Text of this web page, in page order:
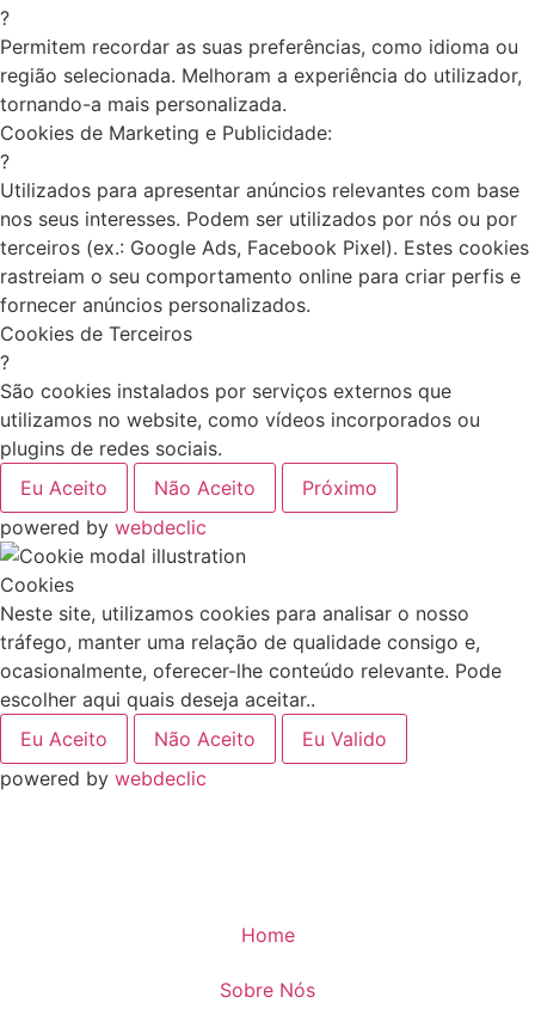
?
Permitem recordar as suas preferências, como idioma ou
região selecionada. Melhoram a experiência do utilizador,
tornando-a mais personalizada.
Cookies de Marketing e Publicidade:
?
Utilizados para apresentar anúncios relevantes com base
nos seus interesses. Podem ser utilizados por nós ou por
terceiros (ex.: Google Ads, Facebook Pixel). Estes cookies
rastreiam o seu comportamento online para criar perfis e
fornecer anúncios personalizados.
Cookies de Terceiros
?
São cookies instalados por serviços externos que
utilizamos no website, como vídeos incorporados ou
plugins de redes sociais.
Eu Aceito
Não Aceito
Próximo
powered by webdeclic
Cookies
Neste site, utilizamos cookies para analisar o nosso
tráfego, manter uma relação de qualidade consigo e,
ocasionalmente, oferecer-lhe conteúdo relevante. Pode
escolher aqui quais deseja aceitar..
Eu Aceito
Não Aceito
Eu Valido
powered by webdeclic
Home
Sobre Nós